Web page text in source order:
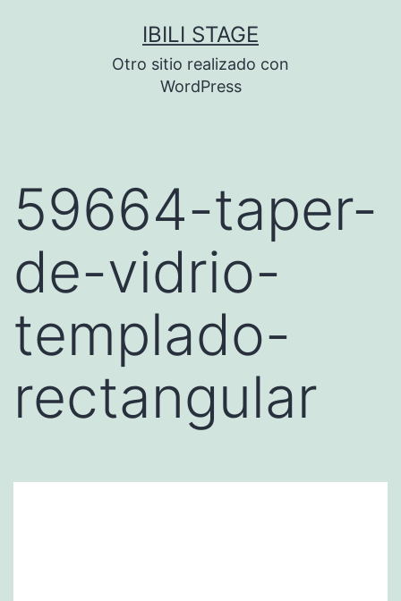
IBILI STAGE
Otro sitio realizado con
WordPress
59664-taper-
de-vidrio-
templado-
rectangular